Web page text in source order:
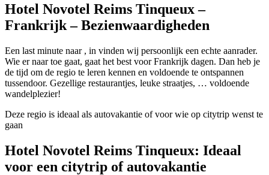
Hotel Novotel Reims Tinqueux –
Frankrijk – Bezienwaardigheden
Een last minute naar , in vinden wij persoonlijk een echte aanrader.
Wie er naar toe gaat, gaat het best voor Frankrijk dagen. Dan heb je
de tijd om de regio te leren kennen en voldoende te ontspannen
tussendoor. Gezellige restaurantjes, leuke straatjes, … voldoende
wandelplezier!
Deze regio is ideaal als autovakantie of voor wie op citytrip wenst te
gaan
Hotel Novotel Reims Tinqueux: Ideaal
voor een citytrip of autovakantie